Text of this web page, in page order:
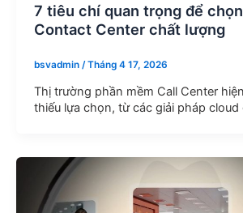
7 tiêu chí quan trọng để
Contact Center chất lượng
bsvadmin /Tháng 4 17, 2026
Thị trường phần mềm Call Center
thiếu lựa chọn, từ các giải pháp cloud